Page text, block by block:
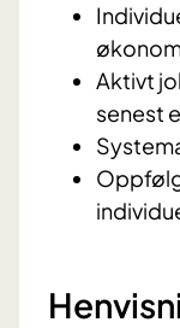
Aktivt
senest